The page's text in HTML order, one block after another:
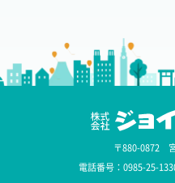
〒880-0872
電話番号：0985-25-